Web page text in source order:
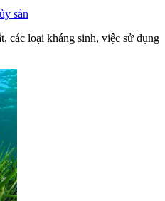
sản
các loại kháng sinh, việc sử dụng